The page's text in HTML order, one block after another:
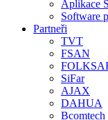
Aplikace
Software
Partneři
TVT
FSAN
SiFar
AJAX
DAHUA
Bcomtech